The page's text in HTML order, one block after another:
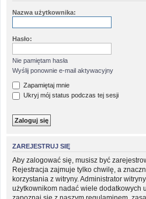
Nazwa użytkownika:
Hasło:
Nie pamiętam hasła
Wyślij ponownie e-mail aktywacyjny
Zapamiętaj mnie
Ukryj mój status podczas tej sesji
ZAREJESTRUJ SIĘ
Aby zalogować się, musisz być
Rejestracja zajmuje tylko chwilę, a
korzystania z witryny. Administrator
użytkownikom nadać wiele dodatkowych